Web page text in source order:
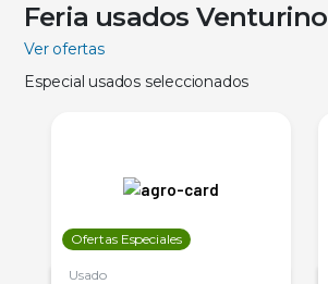
Feria usados Venturino
Ver ofertas
Especial usados seleccionados
Ofertas Especiales
Usado